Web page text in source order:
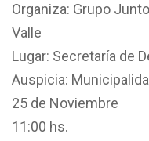
Organiza: Grupo
Valle
Lugar: Secretaría de
Auspicia:
25 de Noviembre
11:00 hs.